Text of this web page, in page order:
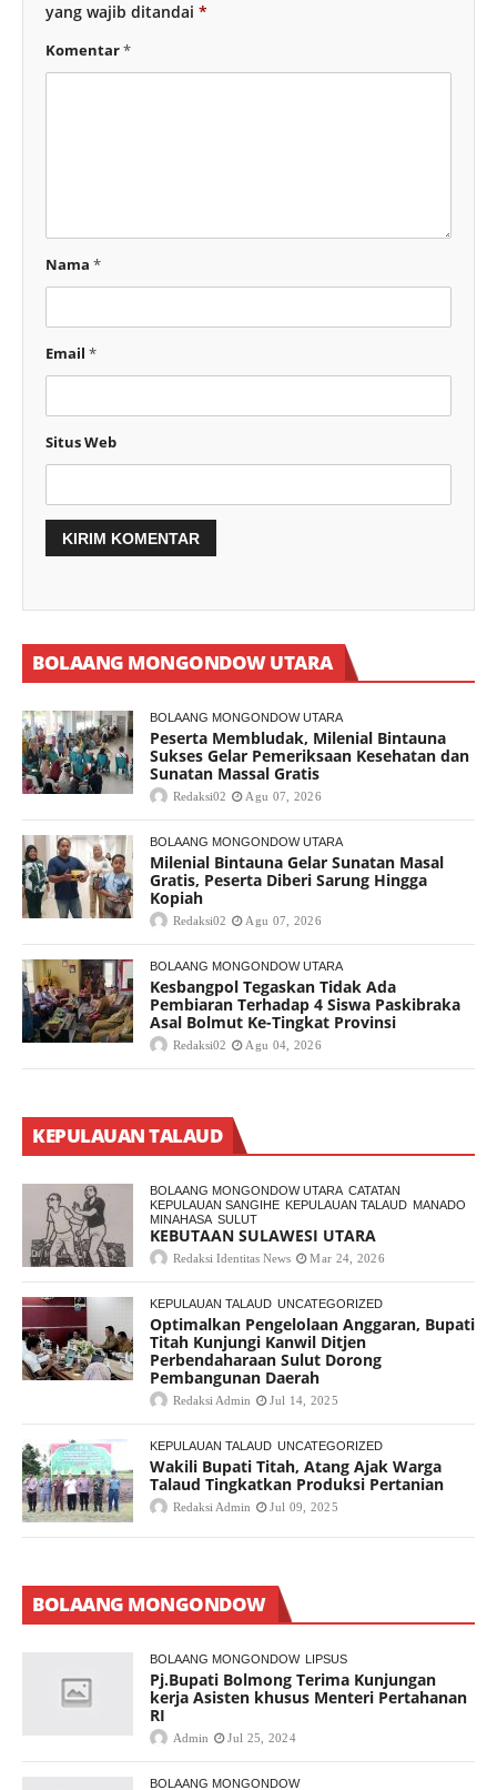
yang wajib ditandai *
Komentar*
Nama *
Email *
Situs Web
BOLAANG MONGONDOW UTARA
BOLAANG MONGONDOW UTARA
Peserta Membludak, Milenial Bintauna
Sukses Gelar Pemeriksaan Kesehatan dan
Sunatan Massal Gratis
Redaksi02 Agu 07, 2026
BOLAANG MONGONDOW UTARA
Milenial Bintauna Gelar Sunatan Masal
Gratis, Peserta Diberi Sarung Hingga
Kopiah
Redaksi02 Agu 07, 2026
BOLAANG MONGONDOW UTARA
Kesbangpol Tegaskan Tidak Ada
Pembiaran Terhadap 4 Siswa Paskibraka
Asal Bolmut Ke-Tingkat Provinsi
Redaksi02 Agu 04, 2026
KEPULAUAN TALAUD
BOLAANG MONGONDOW UTARA CATATAN
KEPULAUAN SANGIHE KEPULAUAN TALAUD MANADO
MINAHASA SULUT
KEBUTAAN SULAWESI UTARA
Redaksi Identitas News Mar 24, 2026
KEPULAUAN TALAUD UNCATEGORIZED
Optimalkan Pengelolaan Anggaran, Bupati
Titah Kunjungi Kanwil Ditjen
Perbendaharaan Sulut Dorong
Pembangunan Daerah
Redaksi Admin Jul 14, 2025
KEPULAUAN TALAUD UNCATEGORIZED
Wakili Bupati Titah, Atang Ajak Warga
Talaud Tingkatkan Produksi Pertanian
Redaksi Admin Jul 09, 2025
BOLAANG MONGONDOW
BOLAANG MONGONDOW LIPSUS
Pj.Bupati Bolmong Terima Kunjungan
kerja Asisten khusus Menteri Pertahanan
RI
Admin Jul 25, 2024
BOLAANG MONGONDOW